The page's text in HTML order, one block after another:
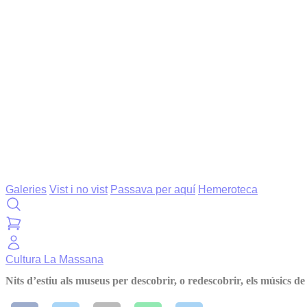
Galeries Vist i no vist Passava per aquí Hemeroteca
Cultura La Massana
Nits d’estiu als museus per descobrir, o redescobrir, els músics de